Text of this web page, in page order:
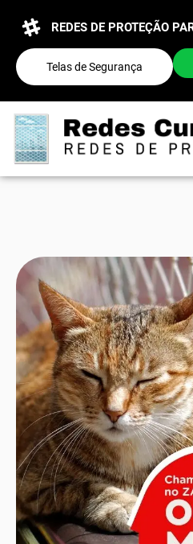
REDES DE PROTEÇÃO
Telas de Segurança